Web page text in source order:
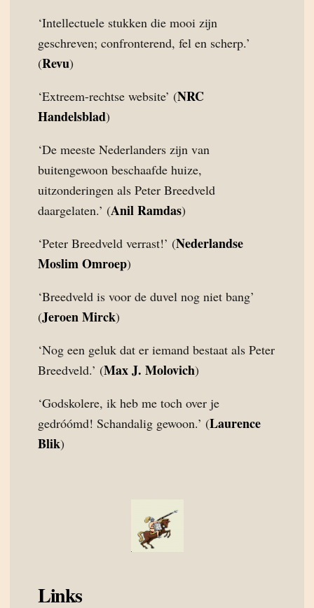
‘Intellectuele stukken die mooi zijn
geschreven; confronterend, fel en scherp.’
(Revu)
‘Extreem-rechtse website’ (NRC
Handelsblad)
‘De meeste Nederlanders zijn van
buitengewoon beschaafde huize,
uitzonderingen als Peter Breedveld
daargelaten.’ (Anil Ramdas)
‘Peter Breedveld verrast!’ (Nederlandse
Moslim Omroep)
‘Breedveld is voor de duvel nog niet bang’
(Jeroen Mirck)
‘Nog een geluk dat er iemand bestaat als Peter
Breedveld.’ (Max J. Molovich)
‘Godskolere, ik heb me toch over je
gedróómd! Schandalig gewoon.’ (Laurence
Blik)
Links